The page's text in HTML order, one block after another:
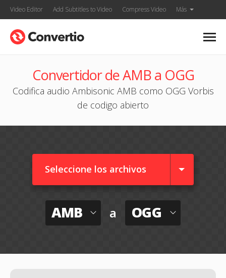
Video Editor Add Subtitles to Video Compress Video Más
Convertidor de AMB a OGG
Codifica audio Ambisonic AMB como OGG Vorbis
de codigo abierto
Seleccione los archivos
AMB a OGG